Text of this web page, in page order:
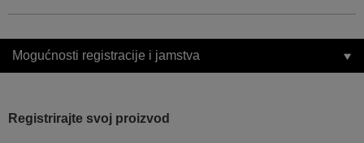
Mogućnosti registracije i jamstva
Registrirajte svoj proizvod